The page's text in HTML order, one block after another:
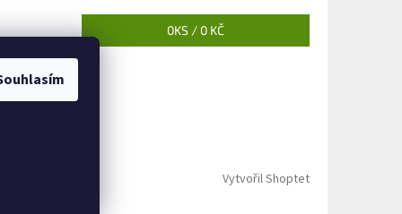
0KS / 0 KČ
Vytvořil Shoptet